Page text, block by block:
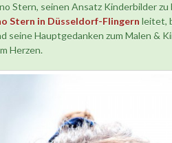
Stern, seinen Ansatz Kinderbilder
Stern in Düsseldorf-Flingern leitet,
seine Hauptgedanken zum Malen &
Herzen.